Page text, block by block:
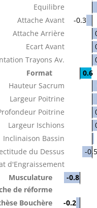
Equilibre
Attache Avant
-0.3
Attache Arrière
Ecart Avant
Trayons Av.
Format
0.6
Hauteur Sacrum
Largeur Poitrine
Poitrine
Largeur Ischions
Inclinaison Bassin
du Dessus
-0.5
d'Engraissement
Musculature
-0.8
de réforme
Bouchère
-0.2